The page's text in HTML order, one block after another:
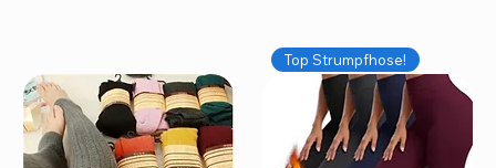
Top Strumpfhose!